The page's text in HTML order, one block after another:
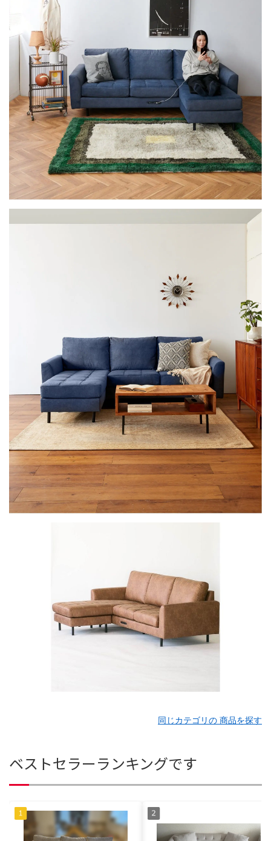
同じカテゴリの 商品を探す
ベストセラーランキングです